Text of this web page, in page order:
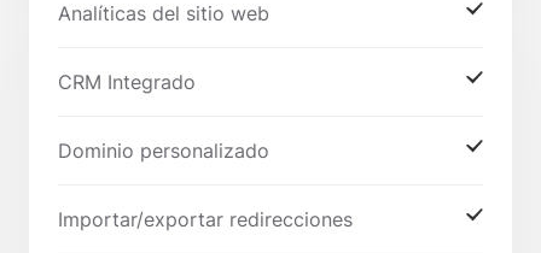
Analíticas del sitio web
CRM Integrado
Dominio personalizado
Importar/exportar redirecciones